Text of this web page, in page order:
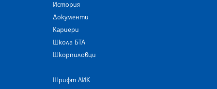
История
Документи
Кариери
Школа БТА
Шкорпиловци
Шрифт ЛИК